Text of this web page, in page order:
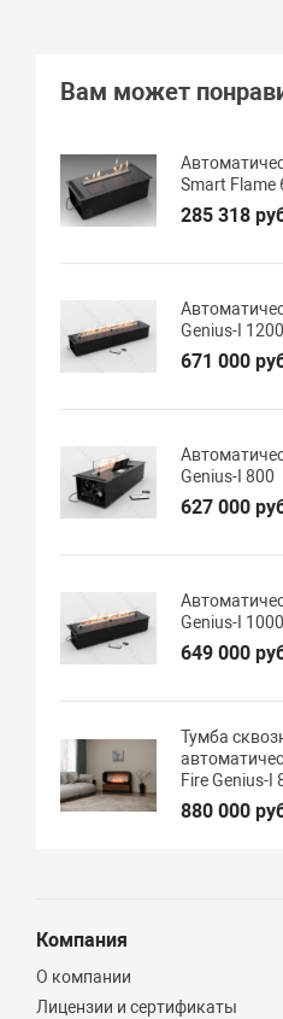
Вам может
Smart Flame
285 318
Genius-I 1200
671 000
Genius-I 800
627 000
Genius-I 1000
649 000
Тумба
Fire Genius-I
880 000
Компания
О компании
Лицензии и сертификаты